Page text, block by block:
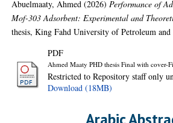
Abuelmaaty, Ahmed (2026)Performance of
Mof-303 Adsorbent: Experimental and
thesis, King Fahd University of Petroleum and
PDF
Ahmed Maaty PHD thesis Final with cover-
Restricted to Repository staff only
Download (18MB)